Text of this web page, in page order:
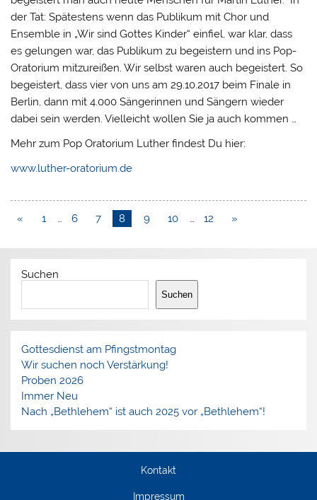
der Tat: Spätestens wenn das Publikum mit Chor und
Ensemble in „Wir sind Gottes Kinder“ einfiel, war klar, dass
es gelungen war, das Publikum zu begeistern und ins Pop-
Oratorium mitzureißen. Wir selbst waren auch begeistert. So
begeistert, dass vier von uns am 29.10.2017 beim Finale in
Berlin, dann mit 4.000 Sängerinnen und Sängern wieder
dabei sein werden. Vielleicht wollen Sie ja auch kommen …
Mehr zum Pop Oratorium Luther findest Du hier:
www.luther-oratorium.de
« 1 … 6 7 8 9 10 … 12 »
Suchen
Suchen
Gottesdienst am Pfingstmontag
Wir suchen noch Verstärkung!
Proben 2026
Immer Neu
Nach „Bethlehem“ ist auch 2025 vor „Bethlehem“!
Kontakt
Impressum